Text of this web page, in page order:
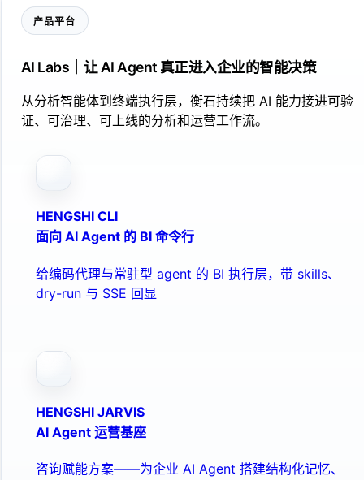
产品平台
AI Labs｜让 AI Agent 真正进入企业的智能决策
从分析智能体到终端执行层，衡石持续把 AI 能力接进可验
证、可治理、可上线的分析和运营工作流。
HENGSHI CLI
面向 AI Agent 的 BI 命令行
给编码代理与常驻型 agent 的 BI 执行层，带 skills、
dry-run 与 SSE 回显
HENGSHI JARVIS
AI Agent 运营基座
咨询赋能方案——为企业 AI Agent 搭建结构化记忆、